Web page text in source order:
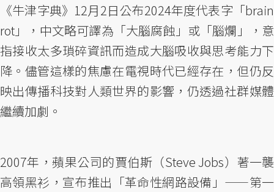
《牛津字典》12月2日公布2024年度代表字「brain
rot」，中文略可譯為「大腦腐蝕」或「腦爛」，意
指接收太多瑣碎資訊而造成大腦吸收與思考能力下
降。儘管這樣的焦慮在電視時代已經存在，但仍反
映出傳播科技對人類世界的影響，仍透過社群媒體
繼續加劇。
2007年，蘋果公司的賈伯斯（Steve Jobs）著一襲
高領黑衫，宣布推出「革命性網路設備」——第一